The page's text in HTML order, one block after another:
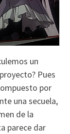
un
Pues
por
una secuela,
de la
parece dar